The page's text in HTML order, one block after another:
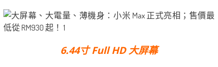
6.44寸 Full HD 大屏幕